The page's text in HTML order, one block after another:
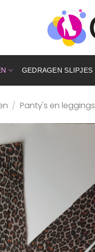
GEDRAGEN SLIPJES
/ Panty's en leggings